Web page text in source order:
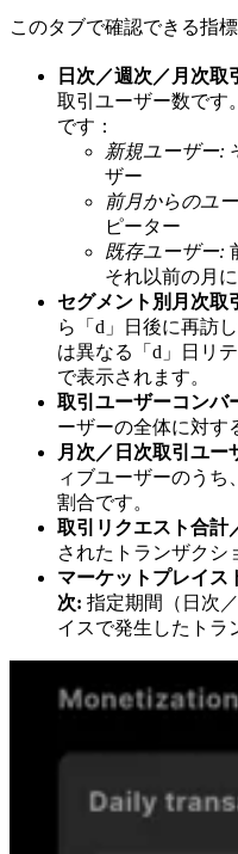
このタブで確認できる指
日次／週次／月次取
取引ユーザー数です
です：
新規ユーザー:
ザー
前月からのユ
ピーター
既存ユーザー:
それ以前の月
セグメント別月次取
ら「d」日後に再訪
は異なる「d」日リ
で表示されます。
取引ユーザーコンバ
ーザーの全体に対す
月次／日次取引ユー
ィブユーザーのうち
割合です。
取引リクエスト合計
されたトランザクシ
マーケットプレイス
次: 指定期間（日次
イスで発生したトラ